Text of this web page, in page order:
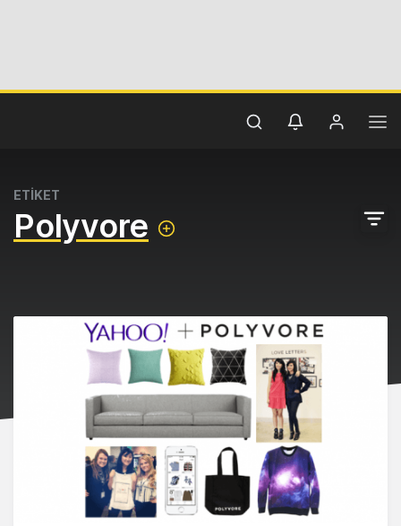
ETİKET
Polyvore